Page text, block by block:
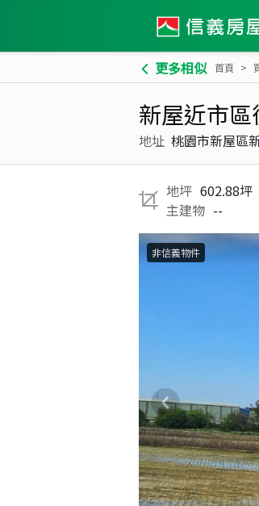
更多相似 首頁
新屋近市
地址 桃園市新屋區
地坪 602.88坪
主建物 --
非信義物件